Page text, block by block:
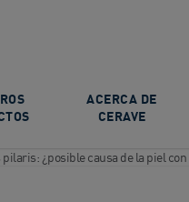
ACERCA DE
CERAVE
pilaris: ¿posible causa de la piel